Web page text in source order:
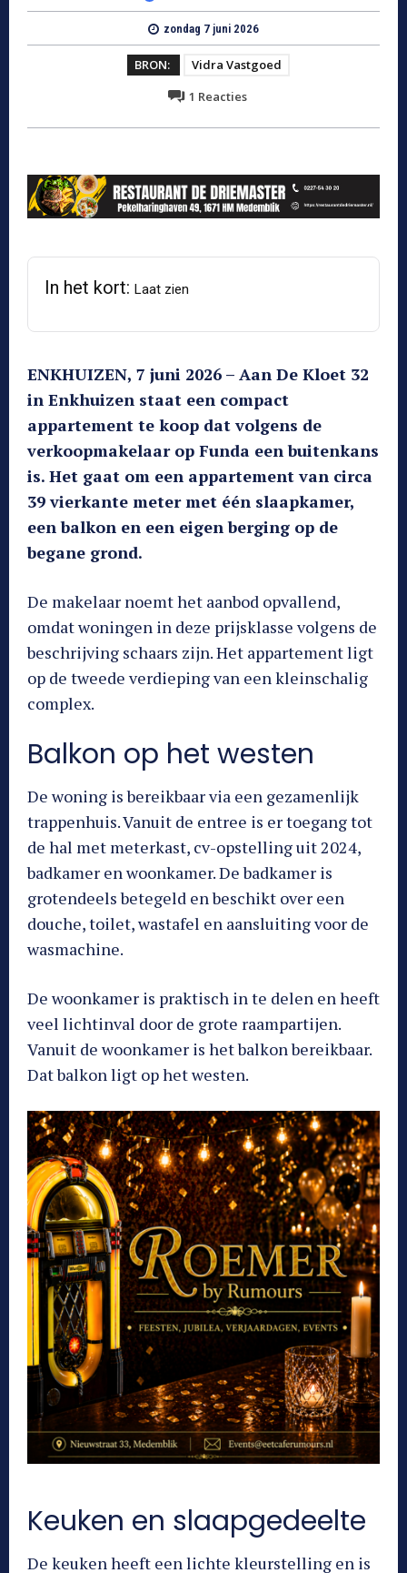
zondag 7 juni 2026
BRON:
Vidra Vastgoed
1 Reacties
In het kort: Laat zien
ENKHUIZEN, 7 juni 2026 – Aan De Kloet 32
in Enkhuizen staat een compact
appartement te koop dat volgens de
verkoopmakelaar op Funda een buitenkans
is. Het gaat om een appartement van circa
39 vierkante meter met één slaapkamer,
een balkon en een eigen berging op de
begane grond.
De makelaar noemt het aanbod opvallend,
omdat woningen in deze prijsklasse volgens de
beschrijving schaars zijn. Het appartement ligt
op de tweede verdieping van een kleinschalig
complex.
Balkon op het westen
De woning is bereikbaar via een gezamenlijk
trappenhuis. Vanuit de entree is er toegang tot
de hal met meterkast, cv-opstelling uit 2024,
badkamer en woonkamer. De badkamer is
grotendeels betegeld en beschikt over een
douche, toilet, wastafel en aansluiting voor de
wasmachine.
De woonkamer is praktisch in te delen en heeft
veel lichtinval door de grote raampartijen.
Vanuit de woonkamer is het balkon bereikbaar.
Dat balkon ligt op het westen.
Keuken en slaapgedeelte
De keuken heeft een lichte kleurstelling en is